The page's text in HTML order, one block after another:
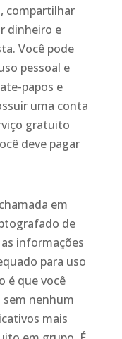
compartilhar
dinheiro e
Você pode
pessoal e
papos e
uma conta
gratuito
deve pagar
em
de
informações
para uso
é que você
sem nenhum
mais